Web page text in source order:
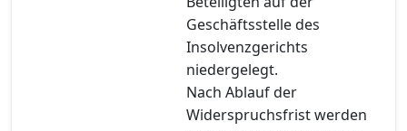
Geschäftsstelle des
Insolvenzgerichts
niedergelegt.
Nach Ablauf der
Widerspruchsfrist werden